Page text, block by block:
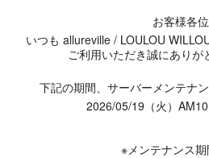
お客様各位
いつも allureville / LOULOU
ご利用いただき誠にありが
下記の期間、サーバーメンテナ
2026/05/19（火）
※メンテナンス